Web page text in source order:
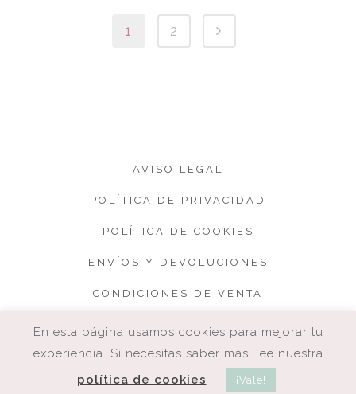
1 2
AVISO LEGAL
POLÍTICA DE PRIVACIDAD
POLÍTICA DE COOKIES
ENVÍOS Y DEVOLUCIONES
CONDICIONES DE VENTA
COPYRIGHT. CUQUETA.
En esta página usamos cookies para mejorar tu
experiencia. Si necesitas saber más, lee nuestra
política de cookies
¡Vale!